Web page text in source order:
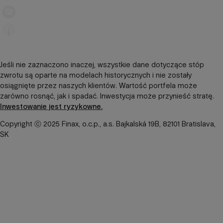
Jeśli nie zaznaczono inaczej, wszystkie dane dotyczące stóp
zwrotu są oparte na modelach historycznych i nie zostały
osiągnięte przez naszych klientów. Wartość portfela może
zarówno rosnąć, jak i spadać. Inwestycja może przynieść stratę.
Inwestowanie jest ryzykowne.
Copyright ⓒ 2025 Finax, o.c.p., a.s. Bajkalská 19B, 82101 Bratislava,
SK